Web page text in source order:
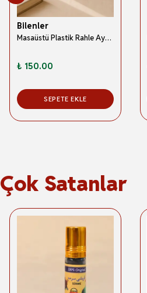
Bilenler
Masaüstü Plastik Rahle Ayarlanabilir 32x25 cm Bronz
₺ 150.00
SEPETE EKLE
Çok Satanlar